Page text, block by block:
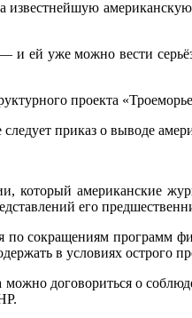
американскую
и ей уже можно вести
проекта
приказ о выводе
американские
его
сокращениям программ
в условиях острого
договориться о